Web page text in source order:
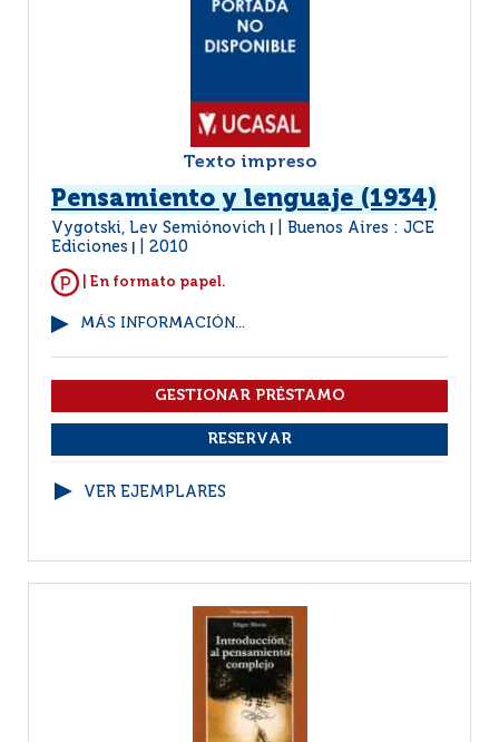
Texto impreso
Pensamiento y lenguaje (1934)
Vygotski, Lev Semiónovich
Buenos Aires : JCE
Ediciones
2010
| En formato papel.
MÁS INFORMACIÓN...
VER EJEMPLARES